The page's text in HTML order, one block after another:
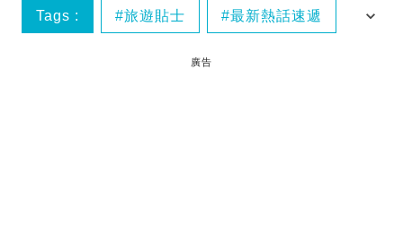
Tags : 旅遊貼士 最新熱話速遞
廣告